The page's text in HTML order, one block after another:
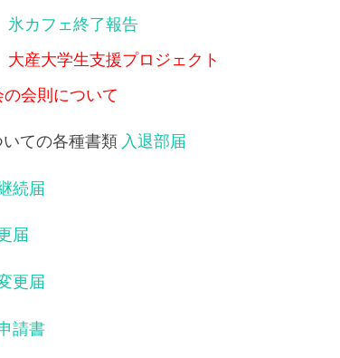
カフェ終了報告
産大学生支援プロジェクト
会則について
ての各種書類 入退部届
続届
届
更届
請書